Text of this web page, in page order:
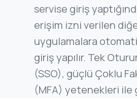
servise giriş
erişim izni verilen
uygulamalara
giriş yapılır. Tek
(SSO), güçlü Çoklu
(MFA) yetenekleri ile